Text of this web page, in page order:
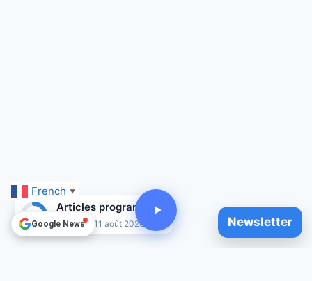
Newsletter
French ▼
25
Articles programmés
Jusqu'au 11 août 2026
Google News